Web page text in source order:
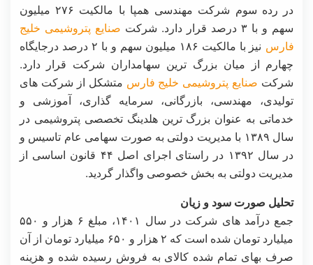
در رده سوم شرکت مهندسی همپا با مالکیت ۲۷۶ میلیون
سهم و با ۳ درصد قرار دارد. شرکت
صنایع پتروشیمی خلیج
فارس
نیز با مالکیت ۱۸۶ میلیون سهم و با ۲ درصد درجایگاه
چهارم از میان بزرگ ترین سهامداران شرکت قرار دارد.
شرکت صنایع پتروشیمی خلیج فارس متشکل از شرکت های
تولیدی، مهندسی، بازرگانی، سرمایه‌ گذاری، آموزشی و
خدماتی به‌ عنوان بزرگ ترین هلدینگ تخصصی پتروشیمی در
سال ۱۳۸۹ با مدیریت دولتی به‌ صورت سهامی عام تاسیس و
در سال ۱۳۹۲ در راستای اجرای اصل ۴۴ قانون اساسی از
مدیریت دولتی به بخش خصوصی واگذار گردید.
تحلیل صورت سود و زیان
جمع درآمد های شرکت در سال ۱۴۰۱، مبلغ ۶ هزار و ۵۵۰
میلیارد تومان شده است که ۲ هزار و ۶۵۰ میلیارد تومان از آن
صرف بهای تمام شده کالای به فروش رسیده شده و هزینه